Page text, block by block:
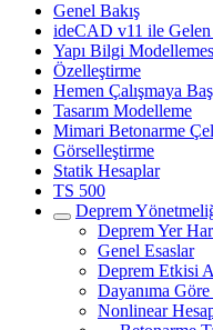
Genel Bakış
ideCAD v11 ile
Yapı Bilgi
Özelleştirme
Hemen Çalışmaya
Tasarım Modelleme
Mimari Betonarme
Görselleştirme
Statik Hesaplar
TS 500
Deprem
Deprem Yer
Genel Esaslar
Deprem Etkisi
Dayanıma
Nonlinear